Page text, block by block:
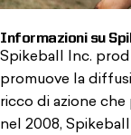
Informazioni su
Spikeball Inc.
promuove la
ricco di azione
nel 2008,